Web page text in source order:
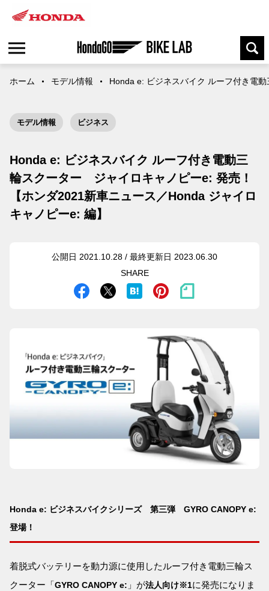
ホーム モデル情報 Honda e: ビジネスバイク ルーフ付き電
モデル情報 ビジネス
Honda e: ビジネスバイク ルーフ付き電動三
輪スクーター ジャイロキャノピーe: 発売！
【ホンダ2021新車ニュース／Honda ジャイロ
キャノピーe: 編】
公開日 2021.10.28 / 最終更新日 2023.06.30
SHARE
Honda e: ビジネスバイクシリーズ 第三弾 GYRO CANOPY e:
登場！
着脱式バッテリーを動力源に使用したルーフ付き電動三輪ス
クーター「GYRO CANOPY e: 」が法人向け※1に発売になりま